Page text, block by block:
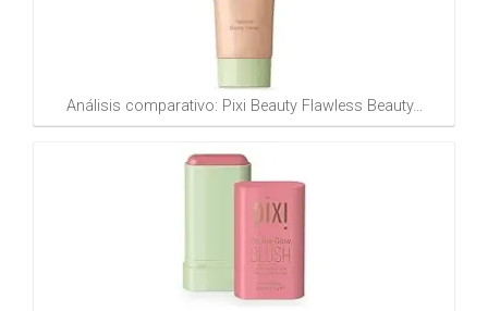
Análisis comparativo: Pixi Beauty Flawless Beauty…